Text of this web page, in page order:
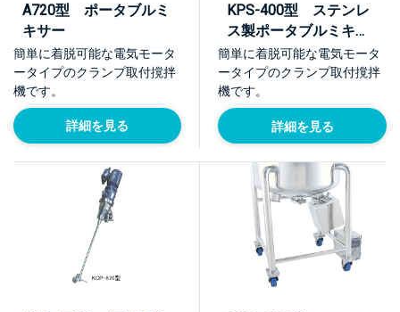
A720型 ポータブルミ
キサー
簡単に着脱可能な電気モータ
ータイプのクランプ取付撹拌
機です。
詳細を見る
KPS-400型 ステンレ
ス製ポータブルミキサ
ー
簡単に着脱可能な電気モータ
ータイプのクランプ取付撹拌
機です。
詳細を見る